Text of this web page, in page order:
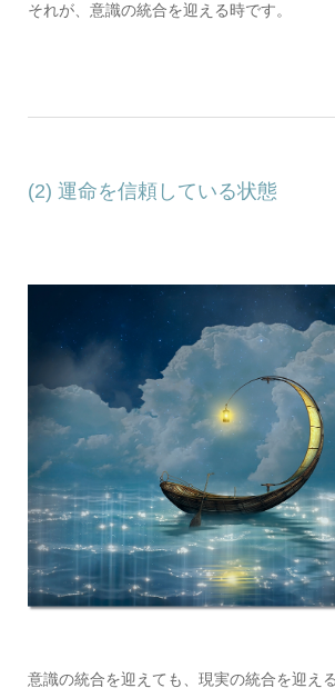
それが、意識の統合を迎える時です。
(2) 運命を信頼している状態
意識の統合を迎えても、現実の統合を迎える